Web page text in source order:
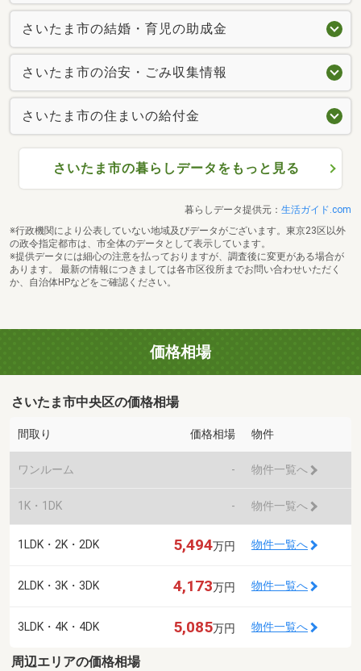
さいたま市の結婚・育児の助成金
さいたま市の治安・ごみ収集情報
さいたま市の住まいの給付金
さいたま市の暮らしデータをもっと見る
暮らしデータ提供元： 生活ガイド.com
※行政機関により公表していない地域及びデータがございます。東京23区以外
の政令指定都市は、市全体のデータとして表示しています。
※提供データには細心の注意を払っておりますが、調査後に変更がある場合が
あります。 最新の情報につきましては各市区役所までお問い合わせいただく
か、自治体HPなどをご確認ください。
価格相場
さいたま市中央区の価格相場
間取り 価格相場 物件
ワンルーム - 物件一覧へ
1K・1DK - 物件一覧へ
1LDK・2K・2DK 5,494万円 物件一覧へ
2LDK・3K・3DK 4,173万円 物件一覧へ
3LDK・4K・4DK 5,085万円 物件一覧へ
周辺エリアの価格相場